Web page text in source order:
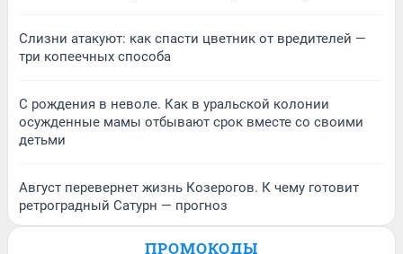
Слизни атакуют: как спасти цветник от вредителей —
три копеечных способа
С рождения в неволе. Как в уральской колонии
осужденные мамы отбывают срок вместе со своими
детьми
Август перевернет жизнь Козерогов. К чему готовит
ретроградный Сатурн — прогноз
ПРОМОКОДЫ